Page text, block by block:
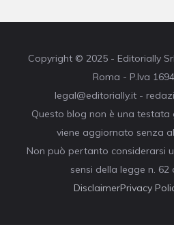
Copyright © 2025 - Editorially
Roma - P.Iva
legal@editorially.it -
Questo blog non è una testata
viene aggiornato senza
Non può pertanto considerarsi
sensi della legge n. 62
DisclaimerPrivacy